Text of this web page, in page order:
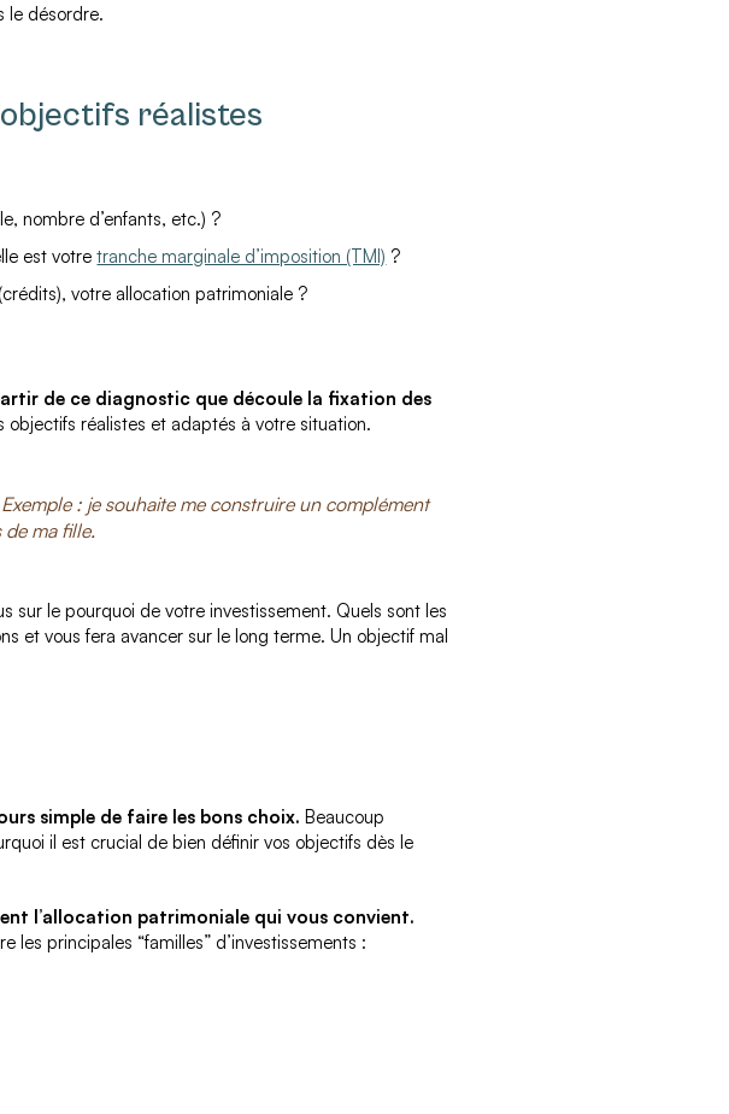
le désordre.
réalistes
nombre d’enfants, etc.) ?
est votretranche marginale d’imposition (TMI) ?
votre allocation patrimoniale ?
de ce diagnostic que découle la fixation des
objectifs réalistes et adaptés à votre situation.
: je souhaite me construire un complément
de ma fille.
sur le pourquoi de votre investissement. Quels sont les
et vous fera avancer sur le long terme. Un objectif mal
simple de faire les bons choix. Beaucoup
il est crucial de bien définir vos objectifs dès le
l’allocation patrimoniale qui vous convient.
les principales “familles” d’investissements :